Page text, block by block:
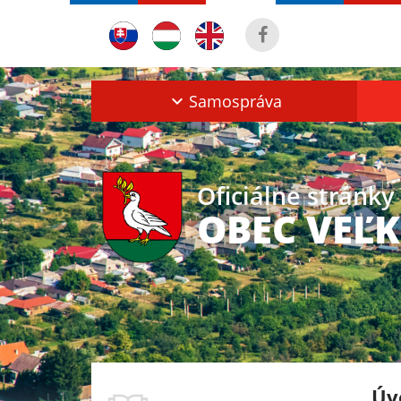
Samospráva
Oficiálne stránky
OBEC